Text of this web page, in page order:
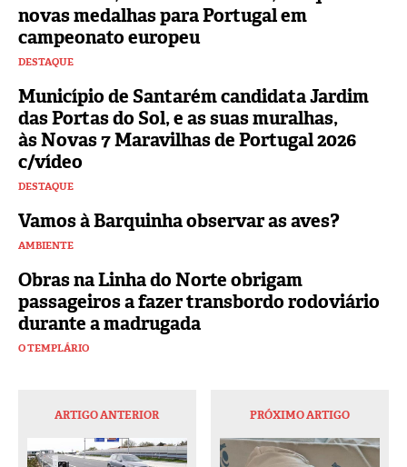
novas medalhas para Portugal em
campeonato europeu
DESTAQUE
Município de Santarém candidata Jardim
das Portas do Sol, e as suas muralhas,
às Novas 7 Maravilhas de Portugal 2026
c/vídeo
DESTAQUE
Vamos à Barquinha observar as aves?
AMBIENTE
Obras na Linha do Norte obrigam
passageiros a fazer transbordo rodoviário
durante a madrugada
O TEMPLÁRIO
ARTIGO ANTERIOR PRÓXIMO ARTIGO